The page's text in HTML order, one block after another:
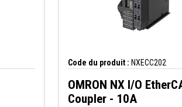
Code du produit : NXECC202
OMRON NX I/O
Coupler - 10A